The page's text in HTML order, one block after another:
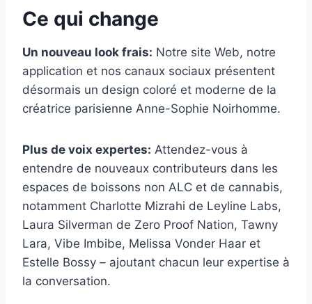
Ce qui change
Un nouveau look frais: Notre site Web, notre
application et nos canaux sociaux présentent
désormais un design coloré et moderne de la
créatrice parisienne Anne-Sophie Noirhomme.
Plus de voix expertes: Attendez-vous à
entendre de nouveaux contributeurs dans les
espaces de boissons non ALC et de cannabis,
notamment Charlotte Mizrahi de Leyline Labs,
Laura Silverman de Zero Proof Nation, Tawny
Lara, Vibe Imbibe, Melissa Vonder Haar et
Estelle Bossy – ajoutant chacun leur expertise à
la conversation.